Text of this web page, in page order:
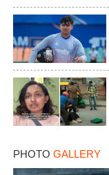
PHOTO GALLERY